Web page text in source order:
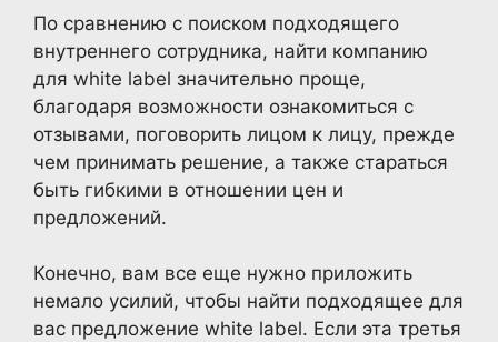
По сравнению с поиском подходящего
внутреннего сотрудника, найти компанию
для white label значительно проще,
благодаря возможности ознакомиться с
отзывами, поговорить лицом к лицу, прежде
чем принимать решение, а также стараться
быть гибкими в отношении цен и
предложений.
Конечно, вам все еще нужно приложить
немало усилий, чтобы найти подходящее для
вас предложение white label. Если эта третья